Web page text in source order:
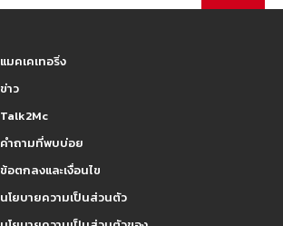
แมคเคเทอริ่ง
ข่าว
Talk2Mc
คำถามที่พบบ่อย
ข้อตกลงและเงื่อนไข
นโยบายความเป็นส่วนตัว